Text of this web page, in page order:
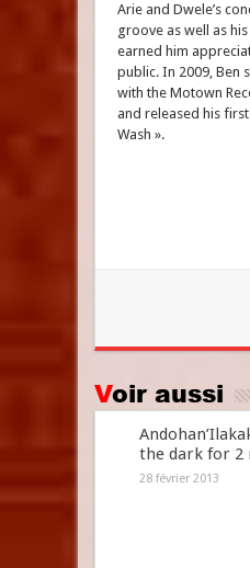
Arie and Dwele’s
groove as well as
earned him
public. In 2009, Ben
with the Motown
and released his first
Wash ».
Voir aussi
the dark for 2
28 février 2013